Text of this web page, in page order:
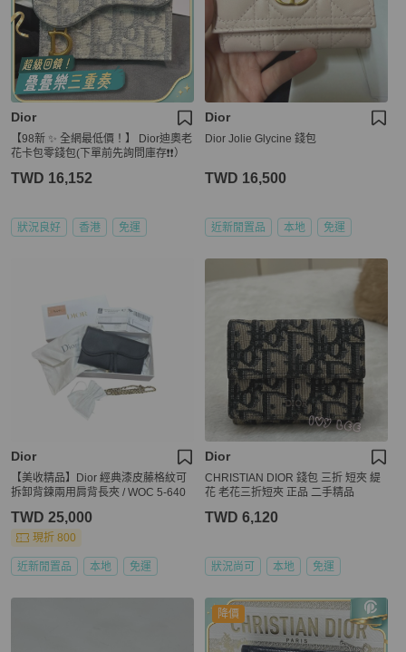
Dior
【98新 ✨ 全網最低價！】 Dior迪奧老
花卡包零錢包(下單前先詢問庫存❗️❗️）
TWD 16,152
狀況良好 香港 免運
Dior
Dior Jolie Glycine 錢包
TWD 16,500
近新閒置品 本地 免運
Dior
【美收精品】Dior 經典漆皮藤格紋可
拆卸背鍊兩用肩背長夾 / WOC 5-640
TWD 25,000
現折 800
近新閒置品 本地 免運
Dior
CHRISTIAN DIOR 錢包 三折 短夾 緹
花 老花三折短夾 正品 二手精品
TWD 6,120
狀況尚可 本地 免運
降價